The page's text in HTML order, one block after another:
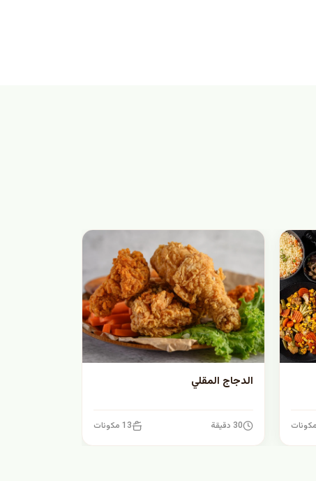
الدجاج المقلي
30 دقيقة 13 مكونات